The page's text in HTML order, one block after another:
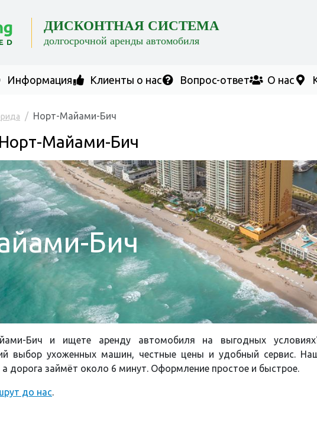
ДИСКОНТНАЯ СИСТЕМА
долгосрочной аренды автомобиля
Информация Клиенты о нас Вопрос-ответ О нас
Норт-Майами-Бич
Майами-Бич
Бич
Бич и ищете аренду автомобиля на выгодных
выбор ухоженных машин, честные цены и удобный сервис.
а дорога займёт около 6 минут. Оформление простое и быстрое.
до нас